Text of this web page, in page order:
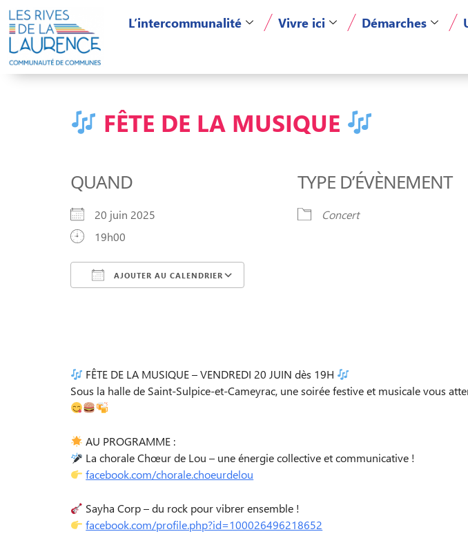
L’intercommunalité Vivre ici Démarches
FÊTE DE LA MUSIQUE
QUAND
20 juin 2025
19h00
AJOUTER AU CALENDRIER
TYPE D’ÉVÈNEMENT
Concert
FÊTE DE LA MUSIQUE – VENDREDI 20 JUIN dès 19H
Sous la halle de Saint-Sulpice-et-Cameyrac, une soirée festive et musicale vous
AU PROGRAMME :
La chorale Chœur de Lou – une énergie collective et communicative !
facebook.com/chorale.choeurdelou
Sayha Corp – du rock pour vibrer ensemble !
facebook.com/profile.php?id=100026496218652